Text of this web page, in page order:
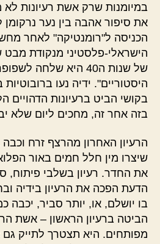
במיומנות שרק אשת רעיונות לא
את סיפור אהבה בין נער נרקומן
הכניסה ל"רומנטיקה" לאחר
הישראלי-פלסטיני מנקודת מבט
של שנות ה40
היא שלחה
היסטוריים". ידיה נעו
בקושי הביט ברעיונות הדהויים
בזה אחר זה, מחכים ליום שלא
הרעיון האחרון מהרצף זרח
שיצרו מין חלל חמים באור
את החדר. רעיון בשלבי פיתוח,
הדעת הפכה את הרעיון בידיה
בו יושלם, או, יותר סביר, יכבה
הביטה ברעיון הראשון – אשת
מפותחים. היא תצטרך לתייק גם